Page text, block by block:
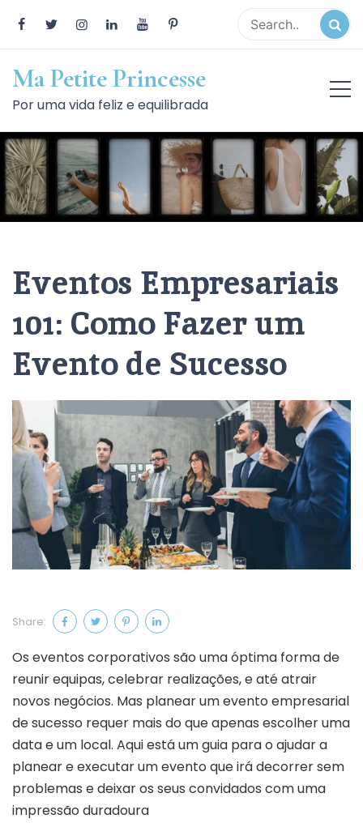
content
Ma Petite Princesse
Por uma vida feliz e equilibrada
Eventos Empresariais
101: Como Fazer um
Evento de Sucesso
Share:
Os eventos corporativos são uma óptima forma de
reunir equipas, celebrar realizações, e até atrair
novos negócios. Mas planear um evento empresarial
de sucesso requer mais do que apenas escolher uma
data e um local. Aqui está um guia para o ajudar a
planear e executar um evento que irá decorrer sem
problemas e deixar os seus convidados com uma
impressão duradoura